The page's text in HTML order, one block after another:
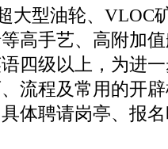
大型油轮、VLOC
高手艺、高附加
四级以上，为进
流程及常用的开
体聘请岗亭、报